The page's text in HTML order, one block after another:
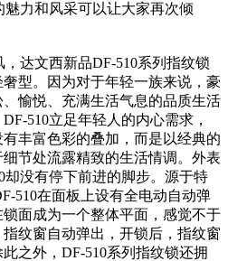
魅力和风采可以让大家再次倾
达文西新品DF-510系列指纹锁
型。因为对于年轻一族来说，豪
愉悦、充满生活气息的品质生活
510立足年轻人的内心需求，
丰富色彩的叠加，而是以经典的
节处流露精致的生活情调。外表
却没有停下前进的脚步。源于特
510在面板上设有全电动自动弹
面成为一个整体平面，感觉不于
纹窗自动弹出，开锁后，指纹窗
之外，DF-510系列指纹锁还拥